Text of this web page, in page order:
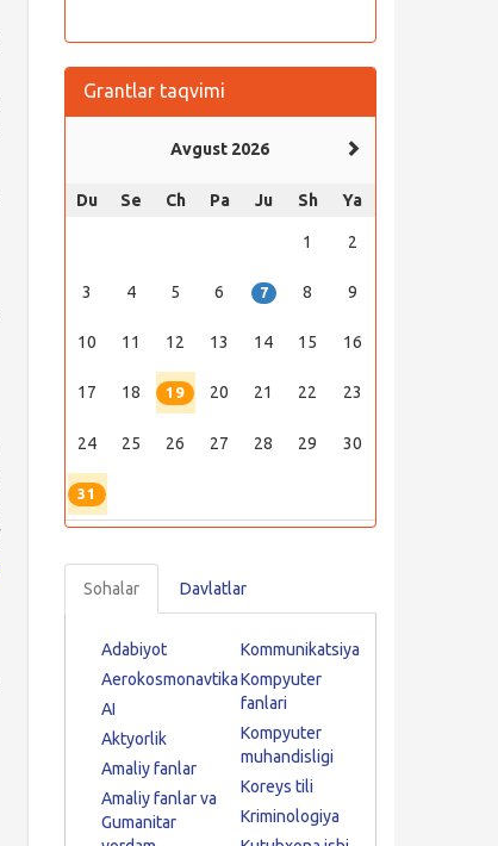
Grantlar taqvimi
Avgust 2026
Du Se Ch Pa Ju Sh Ya
1 2
3 4 5 6 7 8 9
10 11 12 13 14 15 16
17 18 19 20 21 22 23
24 25 26 27 28 29 30
31
Sohalar Davlatlar
Adabiyot
Aerokosmonavtika
AI
Aktyorlik
Amaliy fanlar
Amaliy fanlar va
Gumanitar
Kommunikatsiya
Kompyuter
fanlari
Kompyuter
muhandisligi
Koreys tili
Kriminologiya